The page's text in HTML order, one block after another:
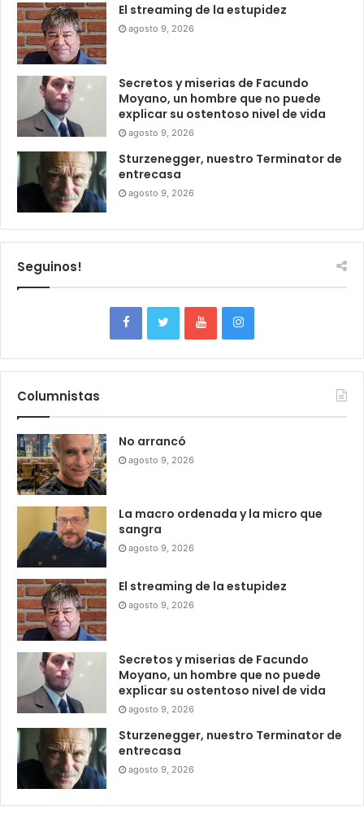
El streaming de la estupidez
agosto 9, 2026
Secretos y miserias de Facundo
Moyano, un hombre que no puede
explicar su ostentoso nivel de vida
agosto 9, 2026
Sturzenegger, nuestro Terminator de
entrecasa
agosto 9, 2026
Seguinos!
Columnistas
No arrancó
agosto 9, 2026
La macro ordenada y la micro que
sangra
agosto 9, 2026
El streaming de la estupidez
agosto 9, 2026
Secretos y miserias de Facundo
Moyano, un hombre que no puede
explicar su ostentoso nivel de vida
agosto 9, 2026
Sturzenegger, nuestro Terminator de
entrecasa
agosto 9, 2026